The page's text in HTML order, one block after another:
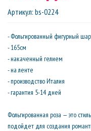
Артикул: bs-0224
- Фольгированный фигурный шар
- 165см
- накаченный гелием
- на ленте
- производство Италия
- гарантия 5-14 дней
Фольгированная роза — это
подойдет для создания